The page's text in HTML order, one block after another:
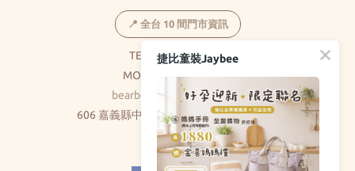
📍 全台 10 間門市資訊
TEL：(05)278-5369
MON-FRI：8:30-17:30
bearbear0520@gmail.com
606 嘉義縣中埔鄉和美村大義路326巷5號
( 不對外開放 )
捷比童裝Jaybee